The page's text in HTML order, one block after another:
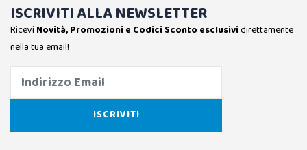
ISCRIVITI ALLA NEWSLETTER
Ricevi Novità, Promozioni e Codici Sconto esclusividirettamente
nella tua email!